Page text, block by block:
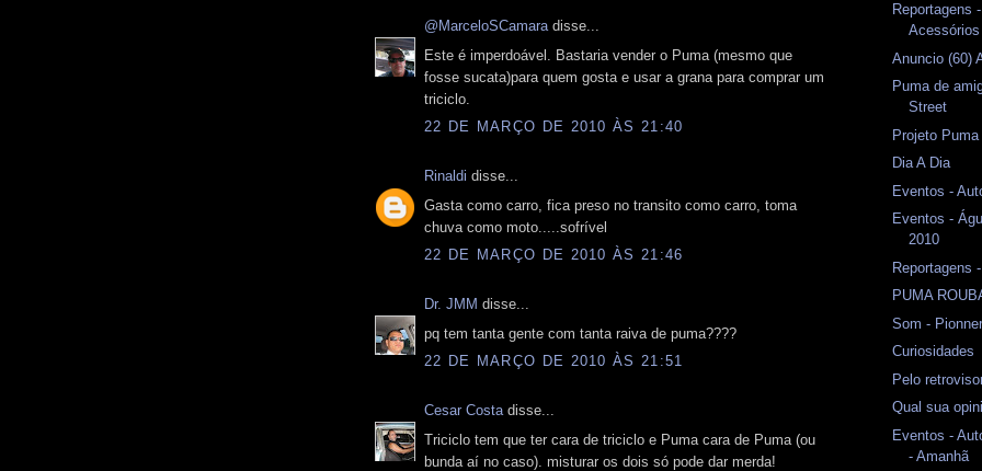
@MarceloSCamaradisse...
Este é imperdoável. Bastaria vender o Puma (mesmo que
fosse sucata)para quem gosta e usar a grana para comprar um
triciclo.
22 DE MARÇO DE 2010 ÀS 21:40
Rinaldi disse...
Gasta como carro, fica preso no transito como carro, toma
chuva como moto.....sofrível
22 DE MARÇO DE 2010 ÀS 21:46
Dr. JMM disse...
pq tem tanta gente com tanta raiva de puma????
22 DE MARÇO DE 2010 ÀS 21:51
Cesar Costadisse...
Triciclo tem que ter cara de triciclo e Puma cara de Puma (ou
bunda aí no caso). misturar os dois só pode dar merda!
Reportagens
Anuncio (60)
Puma de
Street
Projeto
Dia A Dia
Eventos -
Eventos -
2010
Reportagens
PUMA
Som -
Curiosidades
Pelo
Qual sua
Eventos -
- Amanhã